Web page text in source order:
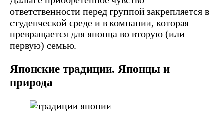
ответственности перед группой закрепляется в
студенческой среде и в компании, которая
превращается для японца во вторую (или
первую) семью.
Японские традиции. Японцы и
природа